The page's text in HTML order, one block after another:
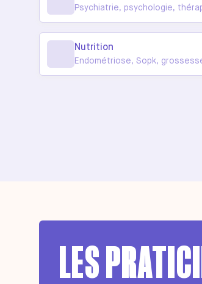
Psychiatrie, psychologie,
Nutrition
Endométriose, Sopk,
LES